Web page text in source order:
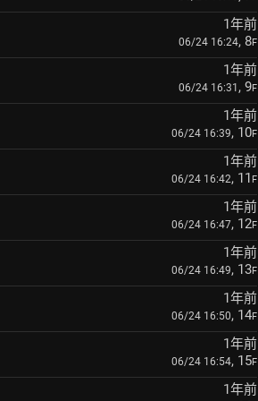
1年前
06/24 16:24, 8F
1年前
06/24 16:31 , 9F
1年前
06/24 16:39, 10F
1年前
06/24 16:42, 11 F
1年前
06/24 16:47, 12F
1年前
06/24 16:49, 13F
1年前
06/24 16:50, 14F
1年前
06/24 16:54, 15F
1年前